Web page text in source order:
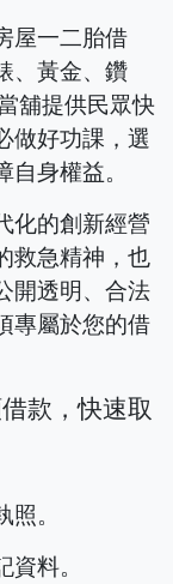
屋一二胎借
、黃金、鑽
舖提供民眾快
做好功課，選
身權益。
化的創新經營
救急精神，也
開透明、合法
專屬於您的借
款，快速取
。
料。